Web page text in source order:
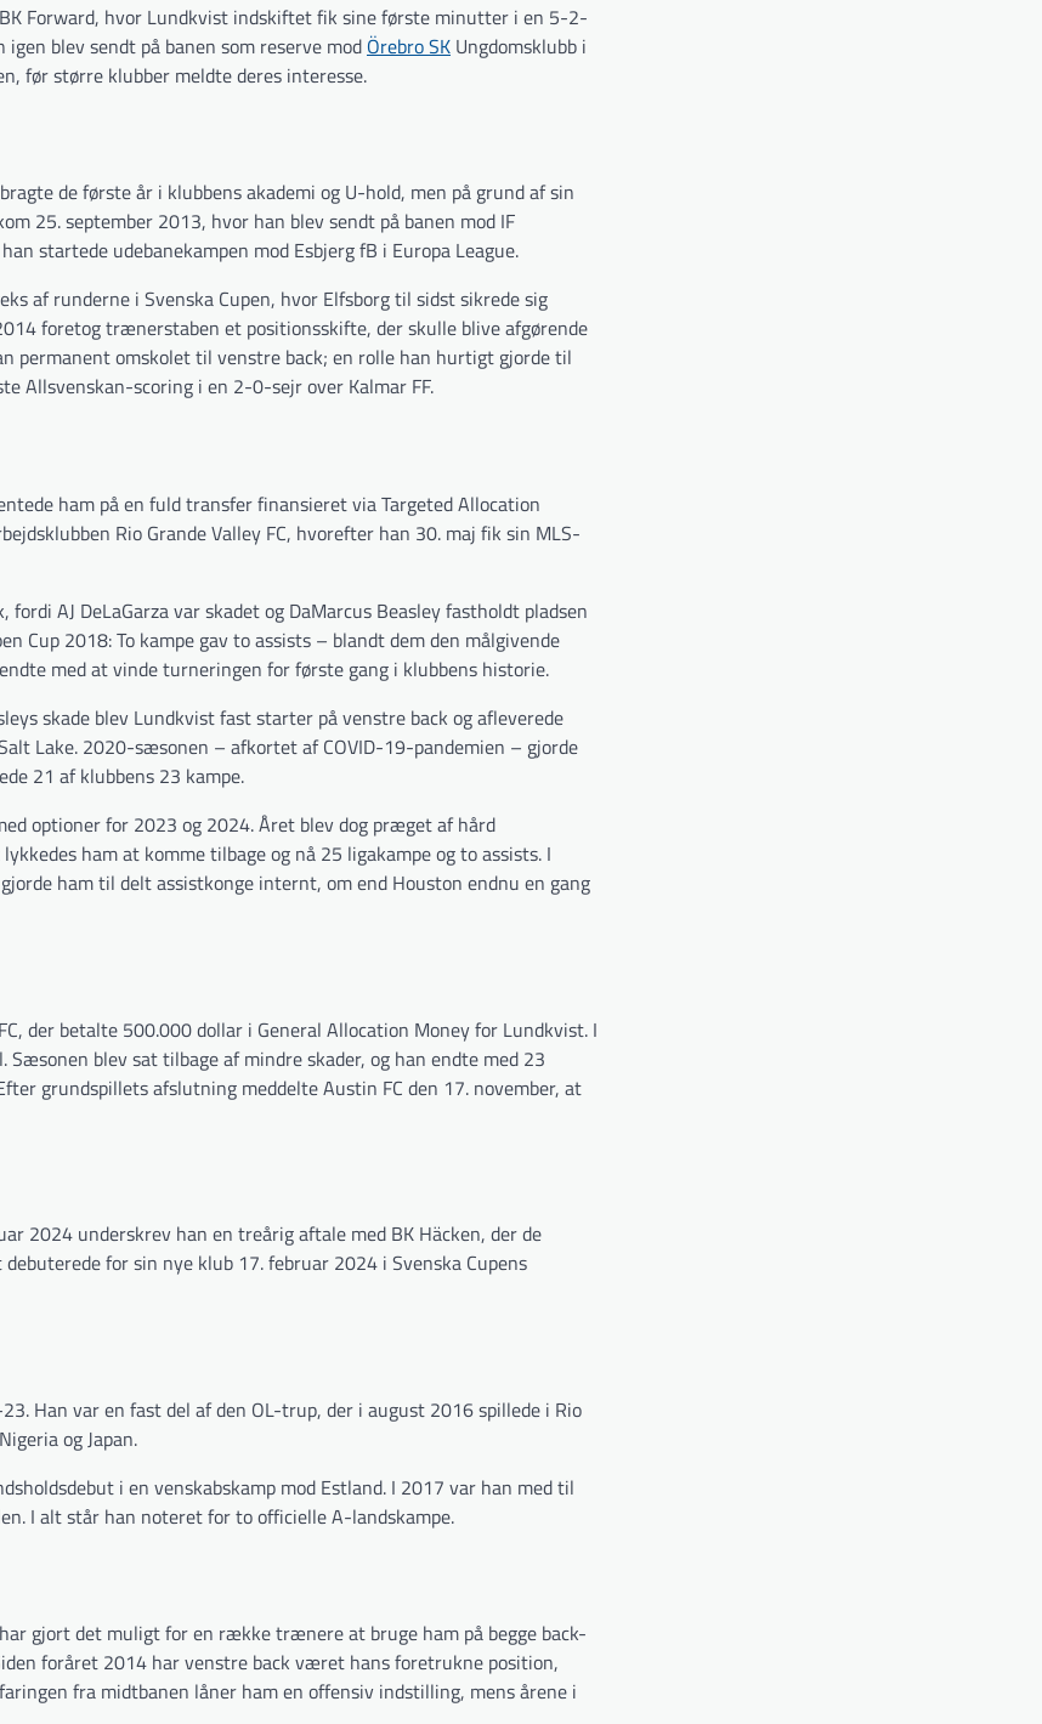
Forward, hvor Lundkvist indskiftet fik sine første minutter i en 5-2-
blev sendt på banen som reserve mod Örebro SK Ungdomsklubb i
før større klubber meldte deres interesse.
de første år i klubbens akademi og U-hold, men på grund af sin
25. september 2013, hvor han blev sendt på banen mod IF
startede udebanekampen mod Esbjerg fB i Europa League.
af runderne i Svenska Cupen, hvor Elfsborg til sidst sikrede sig
foretog trænerstaben et positionsskifte, der skulle blive afgørende
permanent omskolet til venstre back; en rolle han hurtigt gjorde til
Allsvenskan-scoring i en 2-0-sejr over Kalmar FF.
ham på en fuld transfer finansieret via Targeted Allocation
Rio Grande Valley FC, hvorefter han 30. maj fik sin MLS-
AJ DeLaGarza var skadet og DaMarcus Beasley fastholdt pladsen
Cup 2018: To kampe gav to assists – blandt dem den målgivende
med at vinde turneringen for første gang i klubbens historie.
skade blev Lundkvist fast starter på venstre back og afleverede
Lake. 2020-sæsonen – afkortet af COVID-19-pandemien – gjorde
21 af klubbens 23 kampe.
optioner for 2023 og 2024. Året blev dog præget af hård
ham at komme tilbage og nå 25 ligakampe og to assists. I
ham til delt assistkonge internt, om end Houston endnu en gang
der betalte 500.000 dollar i General Allocation Money for Lundkvist. I
blev sat tilbage af mindre skader, og han endte med 23
grundspillets afslutning meddelte Austin FC den 17. november, at
2024 underskrev han en treårig aftale med BK Häcken, der de
for sin nye klub 17. februar 2024 i Svenska Cupens
Han var en fast del af den OL-trup, der i august 2016 spillede i Rio
og Japan.
i en venskabskamp mod Estland. I 2017 var han med til
I alt står han noteret for to officielle A-landskampe.
gjort det muligt for en række trænere at bruge ham på begge back-
foråret 2014 har venstre back været hans foretrukne position,
fra midtbanen låner ham en offensiv indstilling, mens årene i